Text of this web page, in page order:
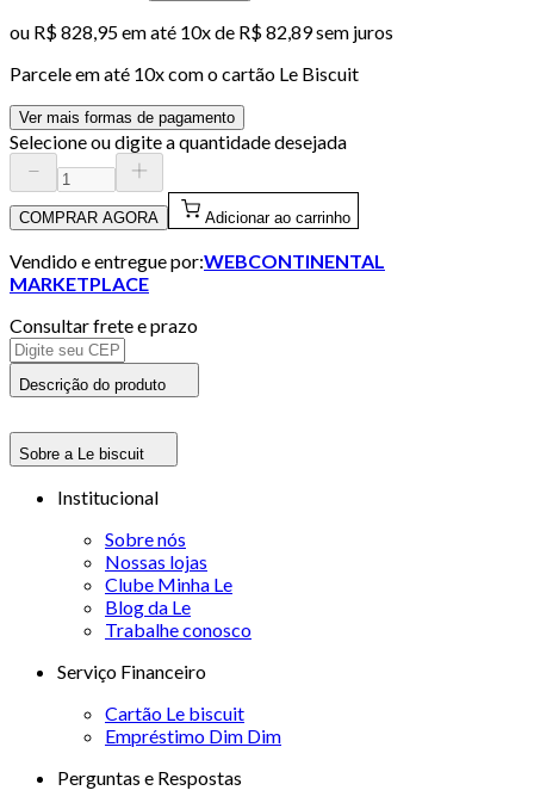
ou R$ 828,95em até 10x de R$ 82,89 sem juros
Parcele em até 10x com o cartão Le Biscuit
Ver mais formas de pagamento
Selecione ou digite a quantidade desejada
COMPRAR AGORA Adicionar ao carrinho
Vendido e entregue por:WEBCONTINENTAL
MARKETPLACE
Consultar frete e prazo
Descrição do produto
Sobre a Le biscuit
Institucional
Sobre nós
Nossas lojas
Clube Minha Le
Blog da Le
Trabalhe conosco
Serviço Financeiro
Cartão Le biscuit
Empréstimo Dim Dim
Perguntas e Respostas